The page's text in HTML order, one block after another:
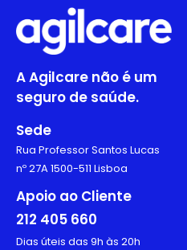
A Agilcare não é um
seguro de saúde.
Sede
Rua Professor Santos Lucas
nº 27A 1500-511 Lisboa
Apoio ao Cliente
212 405 660
Dias úteis das 9h às 20h